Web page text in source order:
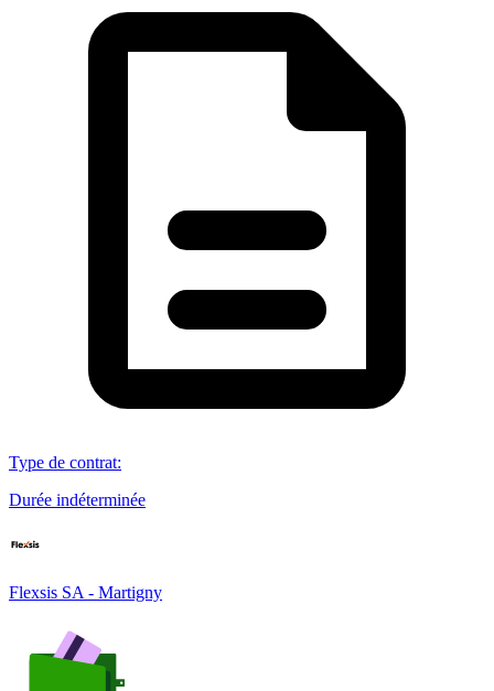
Type de contrat:
Durée indéterminée
Flexsis SA - Martigny